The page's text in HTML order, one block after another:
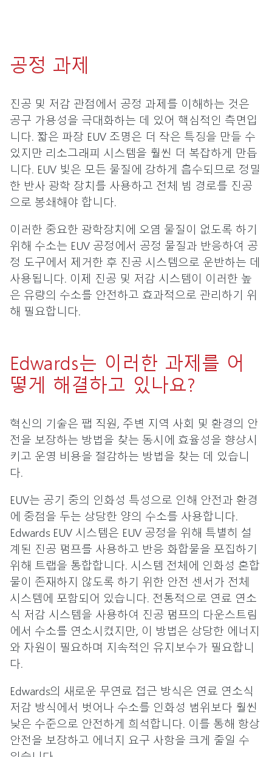
공정 과제
진공 및 저감 관점에서 공정 과제를 이해하는 것은
공구 가용성을 극대화하는 데 있어 핵심적인 측면입
니다. 짧은 파장 EUV 조명은 더 작은 특징을 만들 수
있지만 리소그래피 시스템을 훨씬 더 복잡하게 만듭
니다. EUV 빛은 모든 물질에 강하게 흡수되므로 정밀
한 반사 광학 장치를 사용하고 전체 빔 경로를 진공
으로 봉쇄해야 합니다.
이러한 중요한 광학장치에 오염 물질이 없도록 하기
위해 수소는 EUV 공정에서 공정 물질과 반응하여 공
정 도구에서 제거한 후 진공 시스템으로 운반하는 데
사용됩니다. 이제 진공 및 저감 시스템이 이러한 높
은 유량의 수소를 안전하고 효과적으로 관리하기 위
해 필요합니다.
Edwards는 이러한 과제를 어
떻게 해결하고 있나요?
혁신의 기술은 팹 직원, 주변 지역 사회 및 환경의 안
전을 보장하는 방법을 찾는 동시에 효율성을 향상시
키고 운영 비용을 절감하는 방법을 찾는 데 있습니
다.
EUV는 공기 중의 인화성 특성으로 인해 안전과 환경
에 중점을 두는 상당한 양의 수소를 사용합니다.
Edwards EUV 시스템은 EUV 공정을 위해 특별히 설
계된 진공 펌프를 사용하고 반응 화합물을 포집하기
위해 트랩을 통합합니다. 시스템 전체에 인화성 혼합
물이 존재하지 않도록 하기 위한 안전 센서가 전체
시스템에 포함되어 있습니다. 전통적으로 연료 연소
식 저감 시스템을 사용하여 진공 펌프의 다운스트림
에서 수소를 연소시켰지만, 이 방법은 상당한 에너지
와 자원이 필요하며 지속적인 유지보수가 필요합니
다.
Edwards의 새로운 무연료 접근 방식은 연료 연소식
저감 방식에서 벗어나 수소를 인화성 범위보다 훨씬
낮은 수준으로 안전하게 희석합니다. 이를 통해 항상
안전을 보장하고 에너지 요구 사항을 크게 줄일 수